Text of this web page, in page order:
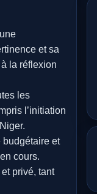
et sa
la réflexion
les
l’initiation
budgétaire et
cours.
privé, tant